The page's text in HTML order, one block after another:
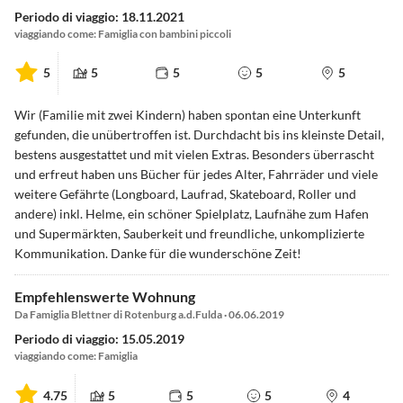
Periodo di viaggio: 18.11.2021
viaggiando come: Famiglia con bambini piccoli
5 5 5 5 5
Wir (Familie mit zwei Kindern) haben spontan eine Unterkunft
gefunden, die unübertroffen ist. Durchdacht bis ins kleinste Detail,
bestens ausgestattet und mit vielen Extras. Besonders überrascht
und erfreut haben uns Bücher für jedes Alter, Fahrräder und viele
weitere Gefährte (Longboard, Laufrad, Skateboard, Roller und
andere) inkl. Helme, ein schöner Spielplatz, Laufnähe zum Hafen
und Supermärkten, Sauberkeit und freundliche, unkomplizierte
Kommunikation. Danke für die wunderschöne Zeit!
Empfehlenswerte Wohnung
Da Famiglia Blettner di Rotenburg a.d.Fulda · 06.06.2019
Periodo di viaggio: 15.05.2019
viaggiando come: Famiglia
4.75 5 5 5 4